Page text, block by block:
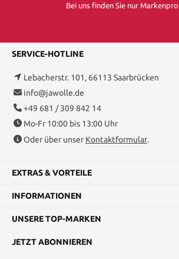
Bei uns finden Sie nur
SERVICE-HOTLINE
Lebacherstr. 101, 66113 Saarbrücken
info@jawolle.de
+49 681 / 309 842 14
Mo-Fr 10:00 bis 13:00 Uhr
Oder über unser Kontaktformular.
EXTRAS & VORTEILE
INFORMATIONEN
UNSERE TOP-MARKEN
JETZT ABONNIEREN